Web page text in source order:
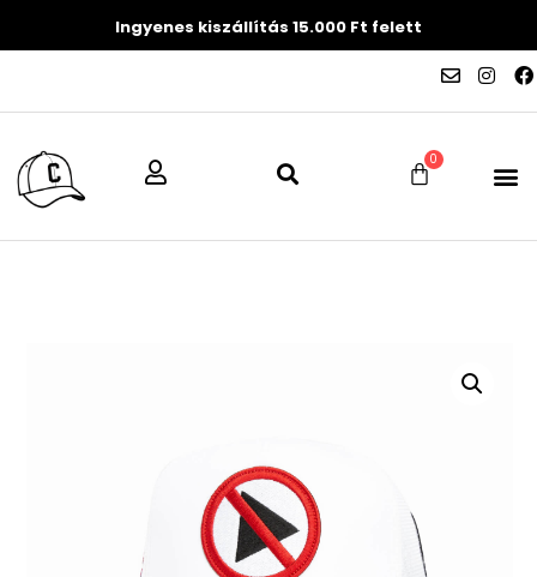
Ingyenes kiszállítás 15.000 Ft felett
0